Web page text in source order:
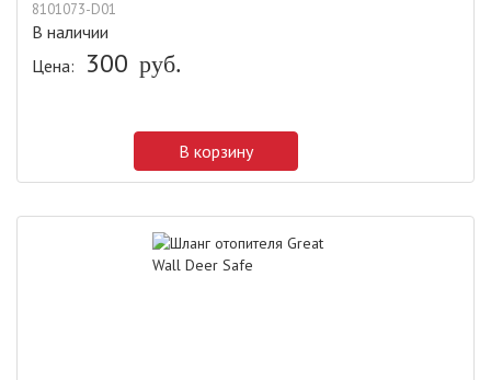
8101073-D01
В наличии
Цена:
300 руб.
В корзину